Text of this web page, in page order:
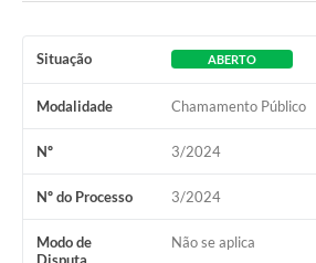
Situação ABERTO
Modalidade Chamamento Público
Nº 3/2024
Nº do Processo 3/2024
Modo de
Não se aplica